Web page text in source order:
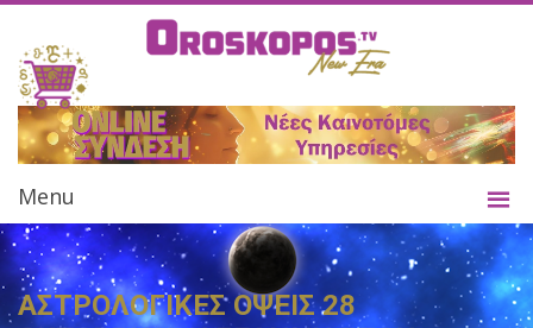
Menu
ΑΣΤΡΟΛΟΓΙΚΕΣ ΟΨΕΙΣ 28